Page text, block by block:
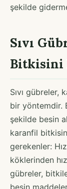
şekilde
Sıvı
Bitkisini
Sıvı
bir yöntemdir.
şekilde besin
karanfil
gerekenler:
köklerinden
gübreler,
besin